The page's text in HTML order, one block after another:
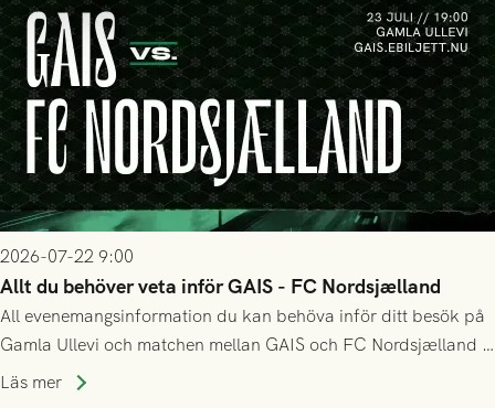
2026-07-22 9:00
Allt du behöver veta inför GAIS - FC Nordsjælland
All evenemangsinformation du kan behöva inför ditt besök på
Gamla Ullevi och matchen mellan GAIS och FC Nordsjælland i
kvalet till Conference League! Avspark kl 19.00 på torsdag
Läs mer